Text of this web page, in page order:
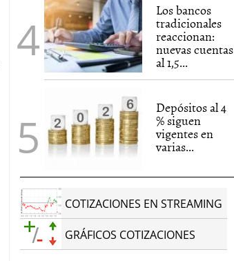
Los bancos
tradicionales
reaccionan:
nuevas cuentas
al 1,5...
Depósitos al 4
% siguen
vigentes en
varias...
COTIZACIONES EN STREAMING
GRÁFICOS COTIZACIONES